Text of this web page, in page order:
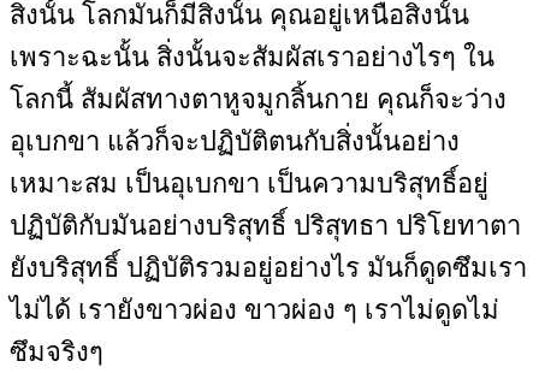
สิ่งนั้น โลกมันก็มีสิ่งนั้น คุณอยู่เหนือสิ่งนั้น
เพราะฉะนั้น สิ่งนั้นจะสัมผัสเราอย่างไรๆ ใน
โลกนี้ สัมผัสทางตาหูจมูกลิ้นกาย คุณก็จะว่าง
อุเบกขา แล้วก็จะปฏิบัติตนกับสิ่งนั้นอย่าง
เหมาะสม เป็นอุเบกขา เป็นความบริสุทธิ์อยู่
ปฏิบัติกับมันอย่างบริสุทธิ์ ปริสุทธา ปริโยทาตา
ยังบริสุทธิ์ ปฏิบัติรวมอยู่อย่างไร มันก็ดูดซึมเรา
ไม่ได้ เรายังขาวผ่อง ขาวผ่อง ๆ เราไม่ดูดไม่
ซึมจริงๆ